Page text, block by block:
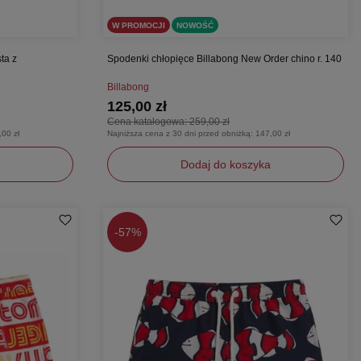
z
zł
W PROMOCJI NOWOŚĆ
Spodenki chłopięce Billabong New Order chino r. 140
Billabong
Cena katalogowa:259,00 zł
125,00 zł
Najniższa cena z 30 dni przed obniżką: 147,00 zł
Dodaj do koszyka
140
-57%